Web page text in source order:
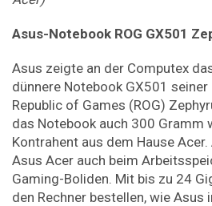
Asus-Notebook ROG GX501
Asus zeigte an der Computex
dünnere Notebook GX501
Republic of Games (ROG)
das Notebook auch 300 Gramm
Kontrahent aus dem Hause
Asus Acer auch beim
Gaming-Boliden. Mit bis zu 24
den Rechner bestellen, wie Asus